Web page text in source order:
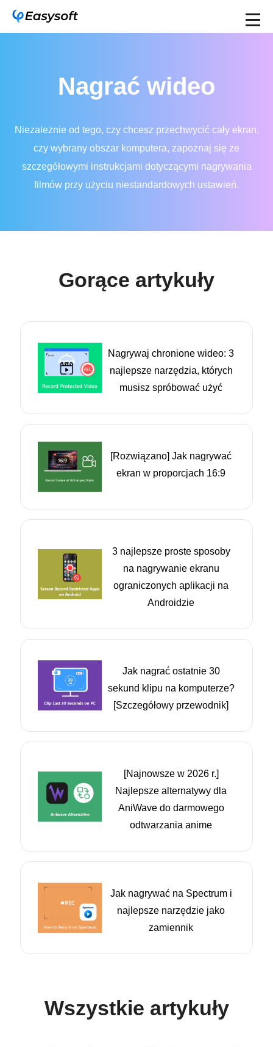
Nagrać wideo
Niezależnie od tego, czy chcesz przechwycić cały ekran,
czy wybrany obszar komputera, zapoznaj się ze
szczegółowymi instrukcjami dotyczącymi nagrywania
filmów przy użyciu niestandardowych ustawień.
Gorące artykuły
Nagrywaj chronione wideo: 3
najlepsze narzędzia, których
musisz spróbować użyć
[Rozwiązano] Jak nagrywać
ekran w proporcjach 16:9
3 najlepsze proste sposoby
na nagrywanie ekranu
ograniczonych aplikacji na
Androidzie
Jak nagrać ostatnie 30
sekund klipu na komputerze?
[Szczegółowy przewodnik]
[Najnowsze w 2026 r.]
Najlepsze alternatywy dla
AniWave do darmowego
odtwarzania anime
Jak nagrywać na Spectrum i
najlepsze narzędzie jako
zamiennik
Wszystkie artykuły